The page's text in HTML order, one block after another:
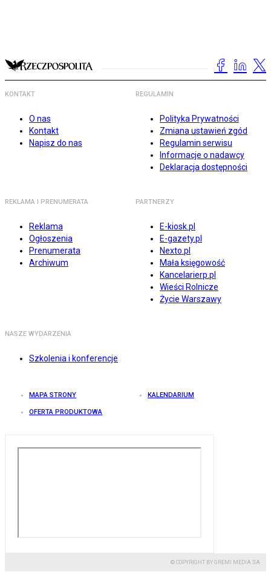
KONTAKT
O nas
Kontakt
Napisz do nas
REGULAMIN
Polityka Prywatności
Zmiana ustawień zgód
Regulamin serwisu
Informacje o nadawcy
Deklaracja dostępności
REKLAMA I PRENUMERATA
Reklama
Ogłoszenia
Prenumerata
Archiwum
PARTNERZY
E-kiosk.pl
E-gazety.pl
Nexto.pl
Mała księgowość
Kancelarierp.pl
Wieści Rolnicze
Życie Warszawy
NASZE WYDARZENIA
Szkolenia i konferencje
MAPA STRONY KALENDARIUM
OFERTA PRODUKTOWA
© COPYRIGHT BY GREMI MEDIA SA